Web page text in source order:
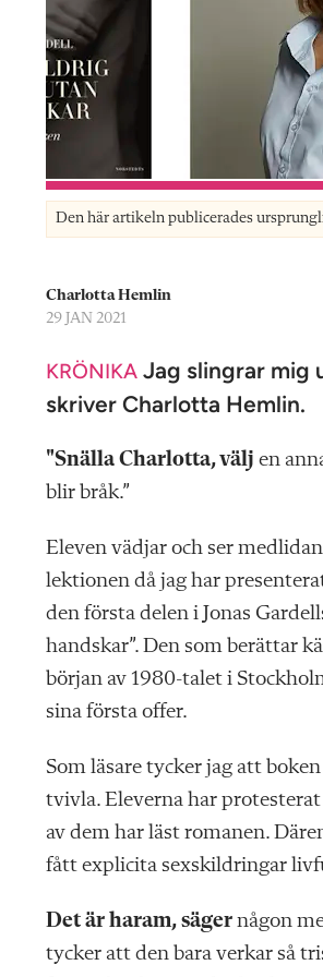
Den här artikeln publicerades
Charlotta Hemlin
29 JAN 2021
KRÖNIKA Jag slingrar mig
skriver Charlotta Hemlin.
"Snälla Charlotta, välj en
blir bråk.”
Eleven vädjar och ser medlidan
lektionen då jag har
den första delen i Jonas
handskar”. Den som berättar
början av 1980-talet i
sina första offer.
Som läsare tycker jag att
tvivla. Eleverna har
av dem har läst romanen.
fått explicita sexskildringar
Det är haram, säger någon
tycker att den bara verkar så